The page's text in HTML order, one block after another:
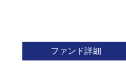
ファンド詳細